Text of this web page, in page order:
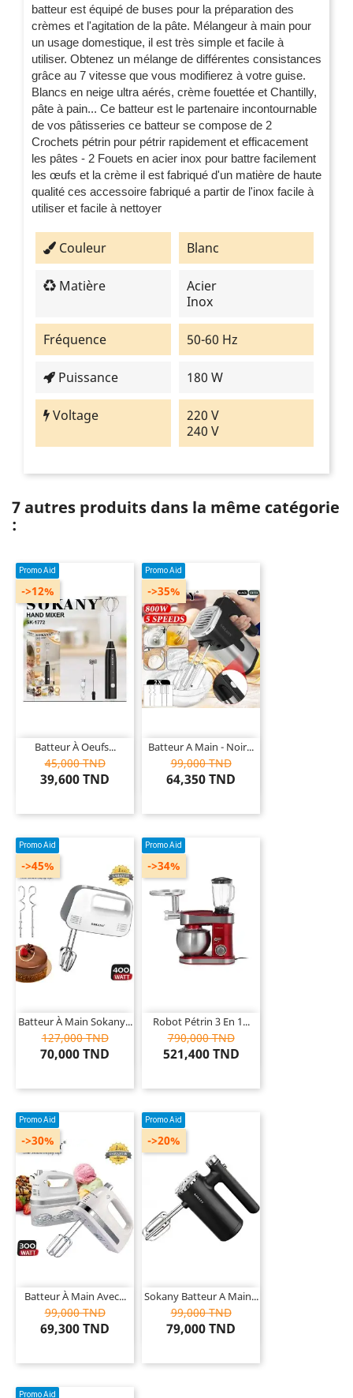
batteur est équipé de buses pour la préparation des
crèmes et l'agitation de la pâte. Mélangeur à main pour
un usage domestique, il est très simple et facile à
utiliser. Obtenez un mélange de différentes consistances
grâce au 7 vitesse que vous modifierez à votre guise.
Blancs en neige ultra aérés, crème fouettée et Chantilly,
pâte à pain... Ce batteur est le partenaire incontournable
de vos pâtisseries ce batteur se compose de 2
Crochets pétrin pour pétrir rapidement et efficacement
les pâtes - 2 Fouets en acier inox pour battre facilement
les œufs et la crème il est fabriqué d'un matière de haute
qualité ces accessoire fabriqué a partir de l'inox facile à
utiliser et facile à nettoyer
Couleur Blanc
Matière
Acier
Inox
Fréquence 50-60 Hz
Puissance 180 W
Voltage
220 V
240 V
7 autres produits dans la même catégorie
:
Promo Aid
Batteur À Oeufs...
45,000 TND
39,600 TND
->12%
Promo Aid
Batteur A Main - Noir...
99,000 TND
64,350 TND
->35%
Promo Aid
Batteur À Main Sokany...
127,000 TND
70,000 TND
->45%
Promo Aid
Robot Pétrin 3 En 1...
790,000 TND
521,400 TND
->34%
Promo Aid
Batteur À Main Avec...
99,000 TND
69,300 TND
->30%
Promo Aid
Sokany Batteur A Main...
99,000 TND
79,000 TND
->20%
Promo Aid